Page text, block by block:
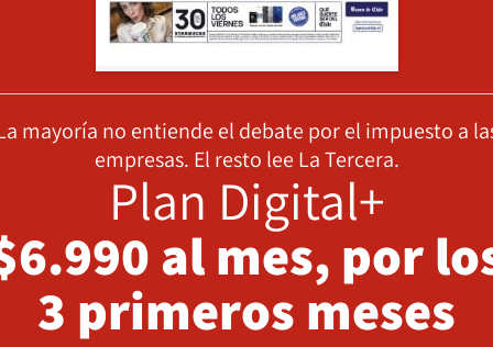
mayoría no entiende el debate por el impuesto a
empresas. El resto lee La Tercera.
Plan Digital+
al mes, por
3 primeros meses